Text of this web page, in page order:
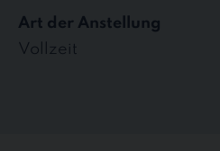
Art der Anstellung
Vollzeit